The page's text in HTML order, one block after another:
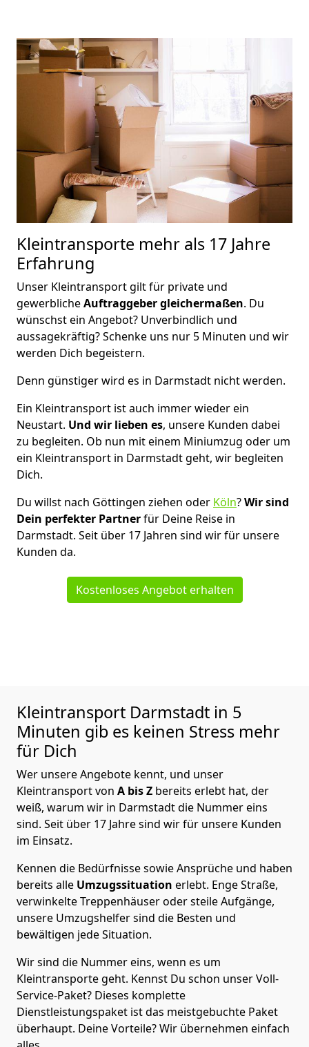
Kleintransporte mehr als 17 Jahre
Erfahrung
Unser Kleintransport gilt für private und
gewerblicheAuftraggeber gleichermaßen. Du
wünschst ein Angebot? Unverbindlich und
aussagekräftig? Schenke uns nur 5 Minuten und wir
werden Dich begeistern.
Denn günstiger wird es in Darmstadt nicht werden.
Ein Kleintransport ist auch immer wieder ein
Neustart. Und wir lieben es, unsere Kunden dabei
zu begleiten. Ob nun mit einem Miniumzug oder um
ein Kleintransport in Darmstadt geht, wir begleiten
Dich.
Du willst nach Göttingen ziehen oder Köln?Wir sind
Dein perfekter Partnerfür Deine Reise in
Darmstadt. Seit über 17 Jahren sind wir für unsere
Kunden da.
Kostenloses Angebot erhalten
Kleintransport Darmstadt in 5
Minuten gib es keinen Stress mehr
für Dich
Wer unsere Angebote kennt, und unser
Kleintransport von A bis Z bereits erlebt hat, der
weiß, warum wir in Darmstadt die Nummer eins
sind. Seit über 17 Jahre sind wir für unsere Kunden
im Einsatz.
Kennen die Bedürfnisse sowie Ansprüche und haben
bereits alle Umzugssituation erlebt. Enge Straße,
verwinkelte Treppenhäuser oder steile Aufgänge,
unsere Umzugshelfer sind die Besten und
bewältigen jede Situation.
Wir sind die Nummer eins, wenn es um
Kleintransporte geht. Kennst Du schon unser Voll-
Service-Paket? Dieses komplette
Dienstleistungspaket ist das meistgebuchte Paket
überhaupt. Deine Vorteile? Wir übernehmen einfach